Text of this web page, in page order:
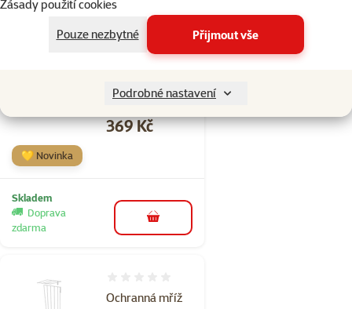
Zásady použití cookies
Pouze nezbytné
Přijmout vše
Podrobné nastavení
Ochranná síť pro
kočky Trixie
× 3 m
Hodnocení 0%
Cena
369 Kč
💛 Novinka
Skladem
Doprava
zdarma
do košíku
Ochranná mříž